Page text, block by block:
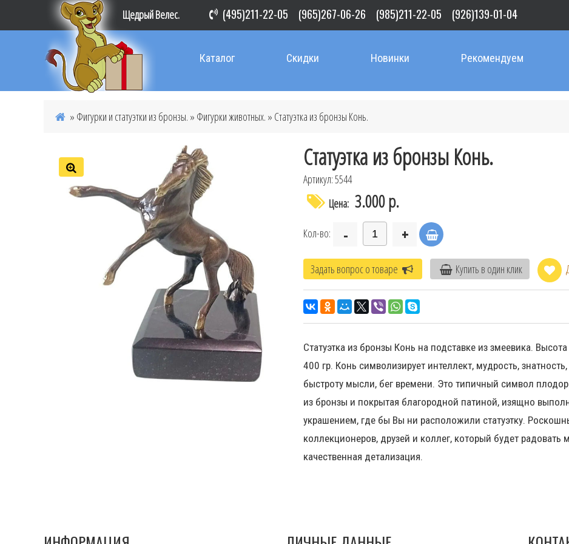
Щедрый Велес. (495)211-22-05 (965)267-06-26 (985)211-22-05 (926)139-01-04
Каталог Скидки Новинки Рекомендуем
» Фигурки и статуэтки из бронзы. » Фигурки животных. » Статуэтка из бронзы Конь.
Статуэтка из бронзы Конь.
Артикул: 5544
Цена: 3.000 р.
Кол-во: - +
Задать вопрос о товаре Купить в один клик
Статуэтка из бронзы Конь на подставке из змеевика.
400 гр. Конь символизирует интеллект, мудрость,
быстроту мысли, бег времени. Это типичный символ
из бронзы и покрытая благородной патиной, изящно
украшением, где бы Вы ни расположили статуэтку.
коллекционеров, друзей и коллег, который будет радовать
качественная детализация.